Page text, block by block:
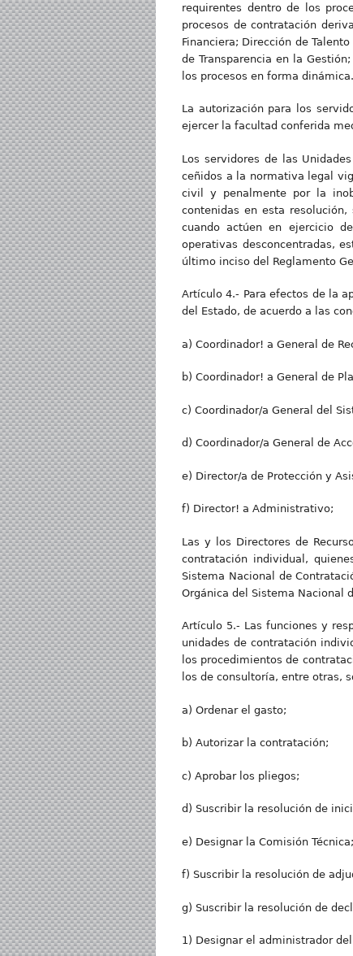
requirentes dentro de los
procesos de contratación
Financiera; Dirección de
de Transparencia en la
los procesos en forma dinámica.
La autorización para los
ejercer la facultad conferida
Los servidores de las
ceñidos a la normativa legal
civil y penalmente por la
contenidas en esta
cuando actúen en ejercicio
operativas desconcentradas,
último inciso del Reglamento
Artículo 4.- Para efectos de la
del Estado, de acuerdo a las
a) Coordinador! a General de
b) Coordinador! a General de
c) Coordinador/a General del
d) Coordinador/a General de
e) Director/a de Protección y
f) Director! a Administrativo;
Las y los Directores de
contratación individual,
Sistema Nacional de
Orgánica del Sistema Nacional
Artículo 5.- Las funciones y
unidades de contratación
los procedimientos de
los de consultoría, entre otras,
a) Ordenar el gasto;
b) Autorizar la contratación;
c) Aprobar los pliegos;
d) Suscribir la resolución de
e) Designar la Comisión Técnica;
f) Suscribir la resolución de
g) Suscribir la resolución de
1) Designar el administrador